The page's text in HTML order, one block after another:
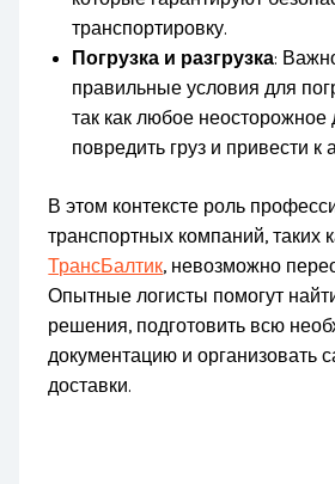
транспортировку.
Погрузка и разгрузка:
правильные условия для
так как любое
повредить груз и привести к
В этом контексте роль
транспортных компаний, таких
ТрансБалтик, невозможно
Опытные логисты помогут
решения, подготовить всю
документацию и организовать
доставки.